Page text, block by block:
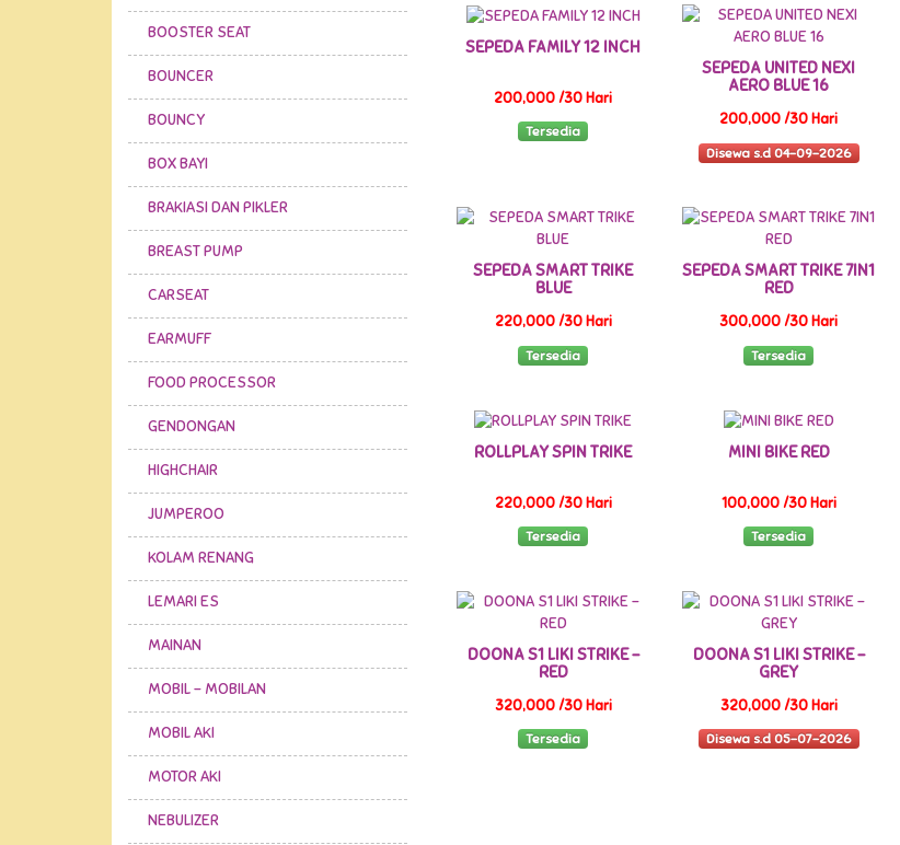
BOOSTER SEAT
BOUNCER
BOUNCY
BOX BAYI
BRAKIASI DAN PIKLER
BREAST PUMP
CARSEAT
EARMUFF
FOOD PROCESSOR
GENDONGAN
HIGHCHAIR
JUMPEROO
KOLAM RENANG
LEMARI ES
MAINAN
MOBIL - MOBILAN
MOBIL AKI
MOTOR AKI
NEBULIZER
SEPEDA FAMILY 12 INCH
200,000 /30 Hari
Tersedia
SEPEDA UNITED NEXI
AERO BLUE 16
200,000 /30 Hari
Disewa s.d 04-09-2026
SEPEDA SMART TRIKE
BLUE
220,000 /30 Hari
Tersedia
SEPEDA SMART TRIKE 7IN1
RED
300,000 /30 Hari
Tersedia
ROLLPLAY SPIN TRIKE
220,000 /30 Hari
Tersedia
MINI BIKE RED
100,000 /30 Hari
Tersedia
DOONA S1 LIKI STRIKE -
RED
320,000 /30 Hari
Tersedia
DOONA S1 LIKI STRIKE -
GREY
320,000 /30 Hari
Disewa s.d 05-07-2026